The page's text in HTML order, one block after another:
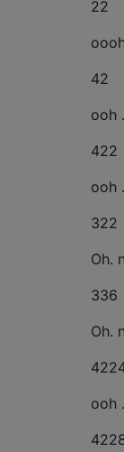
22
42
ooh
422
ooh
322
Oh.
336
Oh.
ooh